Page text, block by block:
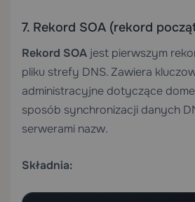
7. Rekord SOA (rekord
Rekord SOA jest pierwszym
pliku strefy DNS. Zawiera
administracyjne dotyczące
sposób synchronizacji danych
serwerami nazw.
Składnia: